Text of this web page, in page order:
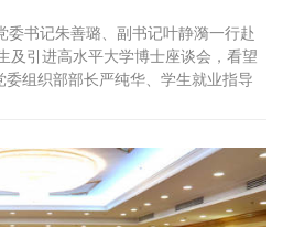
书记朱善璐、副书记叶静漪一行赴
及引进高水平大学博士座谈会，看望
组织部部长严纯华、学生就业指导